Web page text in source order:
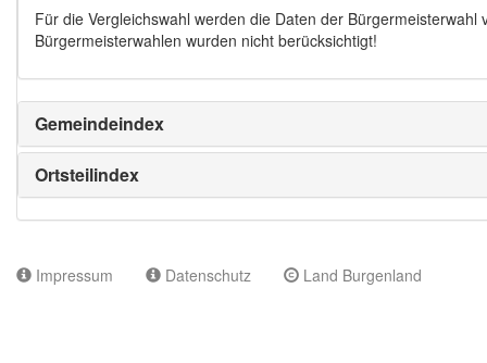
Für die Vergleichswahl werden die Daten der Bürgermeisterwahl
Bürgermeisterwahlen wurden nicht berücksichtigt!
Gemeindeindex
Ortsteilindex
Impressum Datenschutz Land Burgenland